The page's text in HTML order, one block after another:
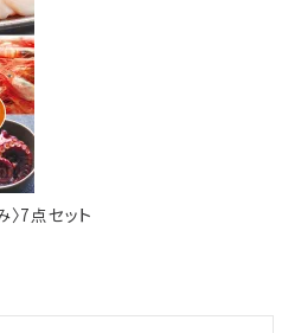
7点セット